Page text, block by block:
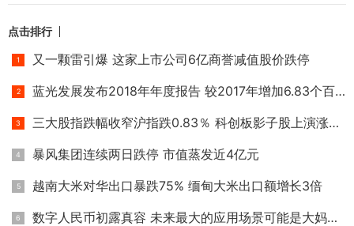
点击排行
又一颗雷引爆 这家上市公司6亿商誉减值股价跌停
蓝光发展发布2018年年度报告 较2017年增加6.83个百分点
三大股指跌幅收窄沪指跌0.83％ 科创板影子股上演涨停潮
暴风集团连续两日跌停 市值蒸发近4亿元
越南大米对华出口暴跌75% 缅甸大米出口额增长3倍
数字人民币初露真容 未来最大的应用场景可能是大妈买菜